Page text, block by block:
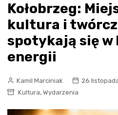
Kołobrzeg:
kultura i
spotykają się w
energii
Kamil Marciniak
26
Kultura, Wydarzenia